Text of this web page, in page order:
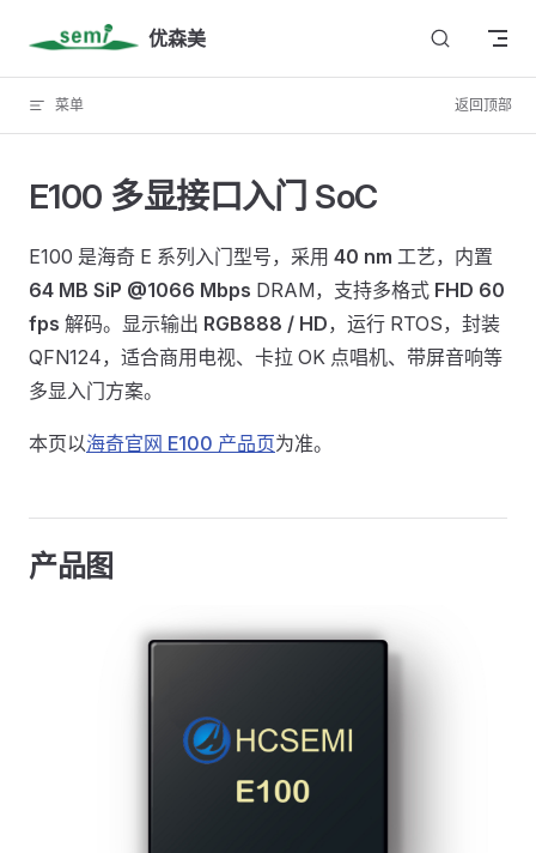
Skip to content 优森美
菜单 返回顶部
E100 多显接口入门 SoC
E100 是海奇 E 系列入门型号，采用 40 nm 工艺，内置
64 MB SiP @1066 Mbps DRAM，支持多格式 FHD 60
fps 解码。显示输出 RGB888 / HD，运行 RTOS，封装
QFN124，适合商用电视、卡拉 OK 点唱机、带屏音响等
多显入门方案。
本页以海奇官网 E100 产品页为准。
产品图